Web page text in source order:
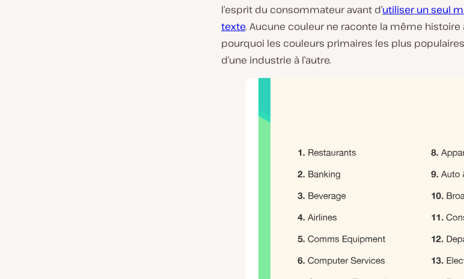
l’esprit du consommateur avant d’utiliser un seul
texte. Aucune couleur ne raconte la même histoire
pourquoi les couleurs primaires les plus
d’une industrie à l’autre.